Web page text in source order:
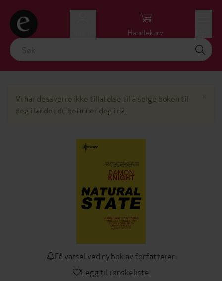
Handlekurv
Vi har dessverre ikke tillatelse til å selge boken til
deg i landet du befinner deg i nå.
Få varsel ved ny bok av forfatteren
Legg til i ønskeliste